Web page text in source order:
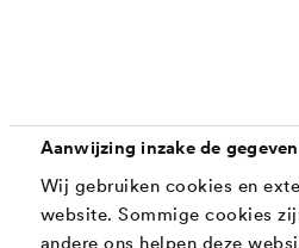
Aanwijzing inzake de
Wij gebruiken cookies en
website. Sommige cookies
andere ons helpen deze
Zijdemat oppervlak
Goed reinigbaar
Robuuste alledaagse